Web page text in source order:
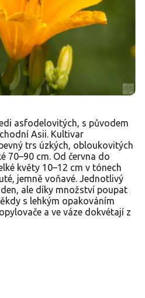
asfodelovitých, s původem
Asii. Kultivar
trs úzkých, obloukovitých
70–90 cm. Od června do
květy 10–12 cm v tónech
jemně voňavé. Jednotlivý
ale díky množství poupat
s lehkým opakováním
a ve váze dokvétají z